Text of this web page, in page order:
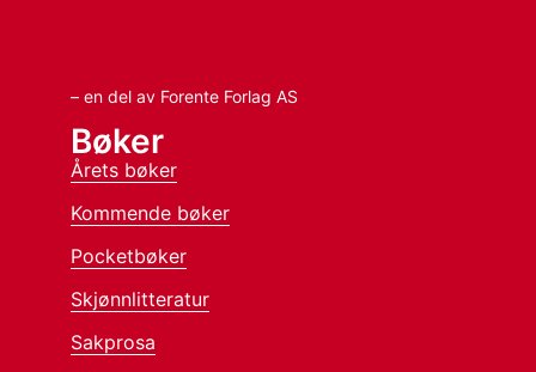
– en del av Forente Forlag AS
Bøker
Årets bøker
Kommende bøker
Pocketbøker
Skjønnlitteratur
Sakprosa